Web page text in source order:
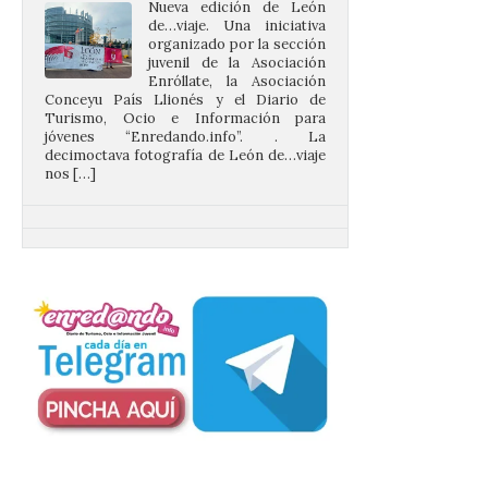
juvenil de la Asociación
Enróllate, la Asociación
Conceyu País Llionés y el Diario de
Turismo, Ocio e Información para
jóvenes “Enredando.info”. . La
decimoctava fotografía de León de…viaje
nos […]
castillo del Asmesnal, un
7 Ago 2026
Un Bien de Interés
Cultural abandonado
desde 1949. Los
procuradores leonesistas